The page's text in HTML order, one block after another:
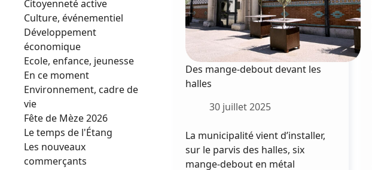
Des mange-debout devant les
halles
30 juillet 2025
La municipalité vient d’installer,
sur le parvis des halles, six
mange-debout en métal
Citoyenneté active
Culture, événementiel
Développement
économique
Ecole, enfance, jeunesse
En ce moment
Environnement, cadre de
vie
Fête de Mèze 2026
Le temps de l'Étang
Les nouveaux
commerçants